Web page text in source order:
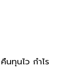
นทุนไว กำไร